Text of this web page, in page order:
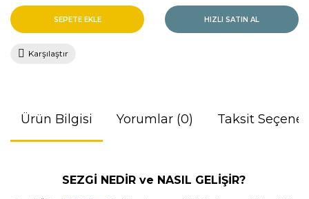
SEPETE EKLE HIZLI SATIN AL
Karşılaştır
Ürün Bilgisi Yorumlar (0) Taksit
SEZGİ NEDİR ve NASIL GELİŞİR?